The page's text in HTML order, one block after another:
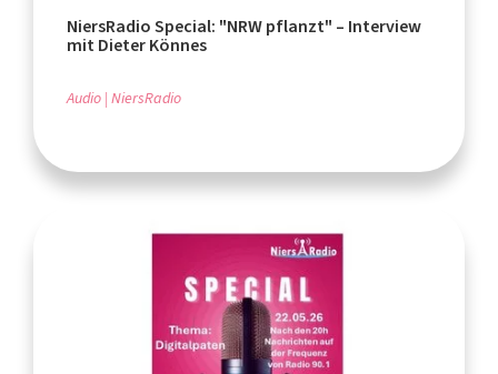
NiersRadio Special: "NRW pflanzt" – Interview
mit Dieter Könnes
Audio NiersRadio